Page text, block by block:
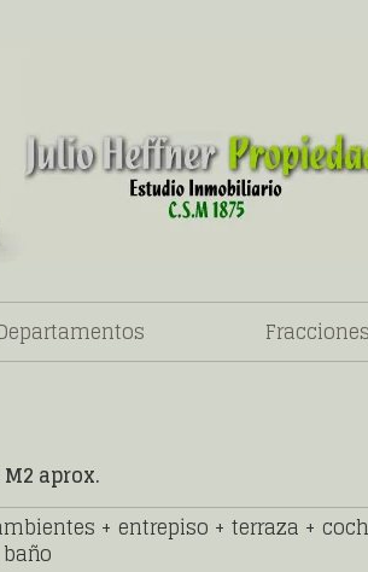
Fracciones
M2 aprox.
+ entrepiso + terraza +